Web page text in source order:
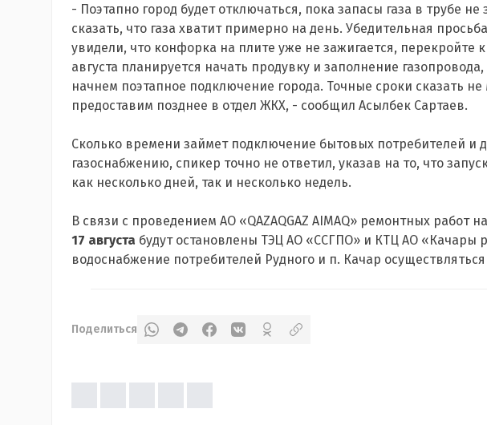
- Поэтапно город будет отключаться, пока запасы газа в трубе
сказать, что газа хватит примерно на день. Убедительная
увидели, что конфорка на плите уже не зажигается, перекройте
августа планируется начать продувку и заполнение
начнем поэтапное подключение города. Точные сроки сказать
предоставим позднее в отдел ЖКХ, - сообщил Асылбек Сартаев.
Сколько времени займет подключение бытовых потребителей и
газоснабжению, спикер точно не ответил, указав на то, что
как несколько дней, так и несколько недель.
В связи с проведением АО «QAZAQGAZ AIMAQ» ремонтных работ
17 августа будут остановлены ТЭЦ АО «ССГПО» и КТЦ АО «Качары
водоснабжение потребителей Рудного и п. Качар осуществляться
Поделиться